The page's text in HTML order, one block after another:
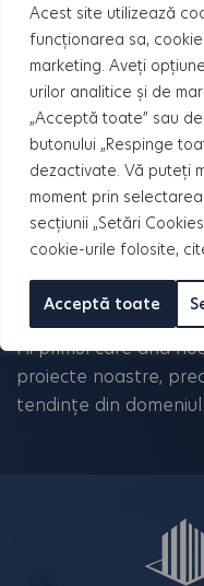
Acest site utilizează
funcționarea sa,
marketing. Aveți
urilor analitice și de
„Acceptă toate” sau
butonului „Respinge
dezactivate. Vă puteți
moment prin
secțiunii „Setări
cookie-urile folosite,
Acceptă toate
Regulament
din 10.09.2024
Abonează-
Fii primul care află
proiecte noastre,
tendințe din domeniul